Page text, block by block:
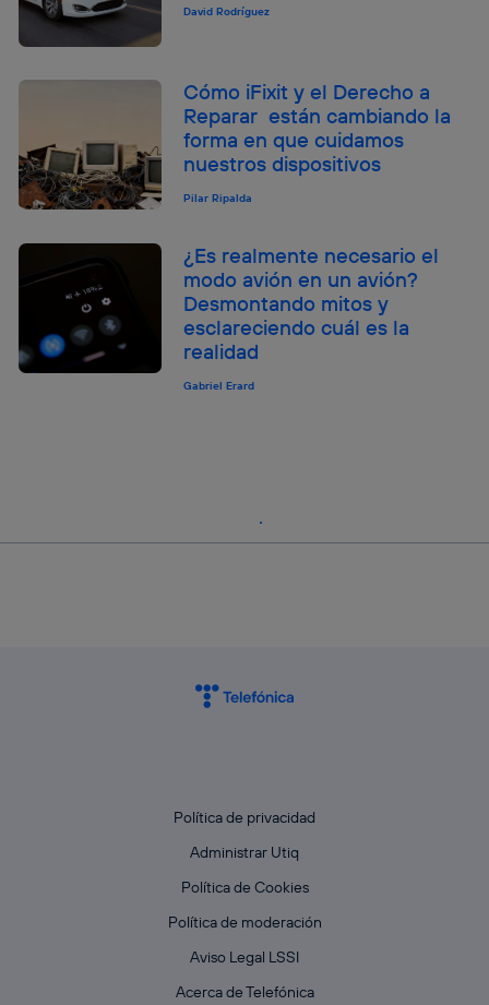
David Rodríguez
Cómo iFixit y el Derecho a
Reparar están cambiando la
forma en que cuidamos
nuestros dispositivos
Pilar Ripalda
¿Es realmente necesario el
modo avión en un avión?
Desmontando mitos y
esclareciendo cuál es la
realidad
Gabriel Erard
Política de privacidad
Administrar Utiq
Política de Cookies
Política de moderación
Aviso Legal LSSI
Acerca de Telefónica